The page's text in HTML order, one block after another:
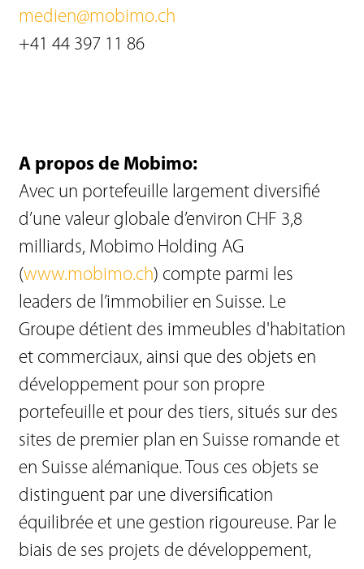
medien@mobimo.ch
+41 44 397 11 86
A propos de Mobimo:
Avec un portefeuille largement diversifié
d’une valeur globale d’environ CHF 3,8
milliards, Mobimo Holding AG
(www.mobimo.ch) compte parmi les
leaders de l’immobilier en Suisse. Le
Groupe détient des immeubles d'habitation
et commerciaux, ainsi que des objets en
développement pour son propre
portefeuille et pour des tiers, situés sur des
sites de premier plan en Suisse romande et
en Suisse alémanique. Tous ces objets se
distinguent par une diversification
équilibrée et une gestion rigoureuse. Par le
biais de ses projets de développement,